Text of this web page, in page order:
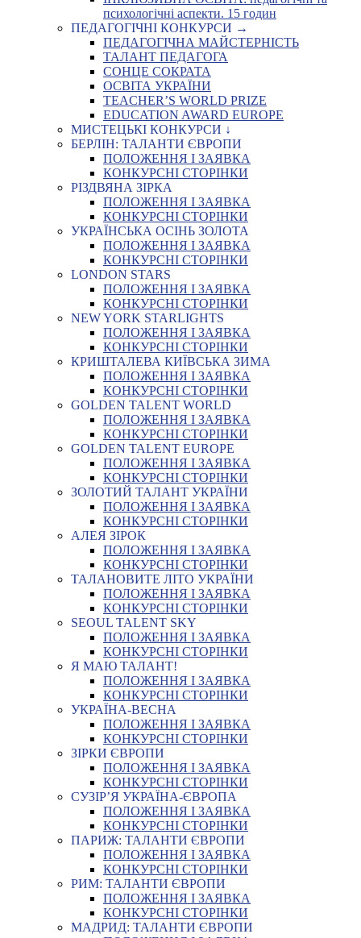
психологічні аспекти. 15 годин
ПЕДАГОГІЧНІ КОНКУРСИ →
ПЕДАГОГІЧНА МАЙСТЕРНІСТЬ
ТАЛАНТ ПЕДАГОГА
СОНЦЕ СОКРАТА
ОСВІТА УКРАЇНИ
TEACHER’S WORLD PRIZE
EDUCATION AWARD EUROPE
МИСТЕЦЬКІ КОНКУРСИ ↓
БЕРЛІН: ТАЛАНТИ ЄВРОПИ
ПОЛОЖЕННЯ І ЗАЯВКА
КОНКУРСНІ СТОРІНКИ
РІЗДВЯНА ЗІРКА
ПОЛОЖЕННЯ І ЗАЯВКА
КОНКУРСНІ СТОРІНКИ
УКРАЇНСЬКА ОСІНЬ ЗОЛОТА
ПОЛОЖЕННЯ І ЗАЯВКА
КОНКУРСНІ СТОРІНКИ
LONDON STARS
ПОЛОЖЕННЯ І ЗАЯВКА
КОНКУРСНІ СТОРІНКИ
NEW YORK STARLIGHTS
ПОЛОЖЕННЯ І ЗАЯВКА
КОНКУРСНІ СТОРІНКИ
КРИШТАЛЕВА КИЇВСЬКА ЗИМА
ПОЛОЖЕННЯ І ЗАЯВКА
КОНКУРСНІ СТОРІНКИ
GOLDEN TALENT WORLD
ПОЛОЖЕННЯ І ЗАЯВКА
КОНКУРСНІ СТОРІНКИ
GOLDEN TALENT EUROPE
ПОЛОЖЕННЯ І ЗАЯВКА
КОНКУРСНІ СТОРІНКИ
ЗОЛОТИЙ ТАЛАНТ УКРАЇНИ
ПОЛОЖЕННЯ І ЗАЯВКА
КОНКУРСНІ СТОРІНКИ
АЛЕЯ ЗІРОК
ПОЛОЖЕННЯ І ЗАЯВКА
КОНКУРСНІ СТОРІНКИ
ТАЛАНОВИТЕ ЛІТО УКРАЇНИ
ПОЛОЖЕННЯ І ЗАЯВКА
КОНКУРСНІ СТОРІНКИ
SEOUL TALENT SKY
ПОЛОЖЕННЯ І ЗАЯВКА
КОНКУРСНІ СТОРІНКИ
Я МАЮ ТАЛАНТ!
ПОЛОЖЕННЯ І ЗАЯВКА
КОНКУРСНІ СТОРІНКИ
УКРАЇНА-ВЕСНА
ПОЛОЖЕННЯ І ЗАЯВКА
КОНКУРСНІ СТОРІНКИ
ЗІРКИ ЄВРОПИ
ПОЛОЖЕННЯ І ЗАЯВКА
КОНКУРСНІ СТОРІНКИ
СУЗІР’Я УКРАЇНА-ЄВРОПА
ПОЛОЖЕННЯ І ЗАЯВКА
КОНКУРСНІ СТОРІНКИ
ПАРИЖ: ТАЛАНТИ ЄВРОПИ
ПОЛОЖЕННЯ І ЗАЯВКА
КОНКУРСНІ СТОРІНКИ
РИМ: ТАЛАНТИ ЄВРОПИ
ПОЛОЖЕННЯ І ЗАЯВКА
КОНКУРСНІ СТОРІНКИ
МАДРИД: ТАЛАНТИ ЄВРОПИ